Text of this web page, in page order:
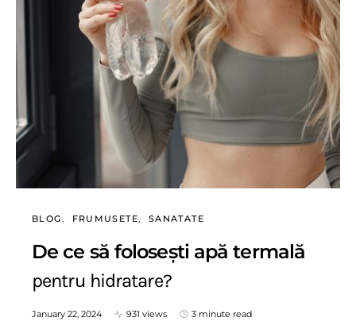
BLOG FRUMUSETE SANATATE
De ce să folosești apă termală
pentru hidratare?
January 22, 2024 931 views 3 minute read